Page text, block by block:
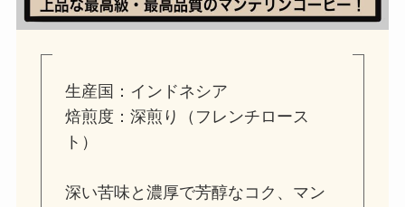
生産国：インドネシア
焙煎度：深煎り（フレンチロース
ト）
深い苦味と濃厚で芳醇なコク、マン